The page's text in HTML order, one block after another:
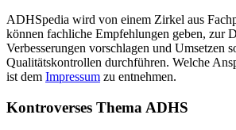
ADHSpedia wird von einem Zirkel aus
können fachliche Empfehlungen geben, zur
Verbesserungen vorschlagen und Umsetzen
Qualitätskontrollen durchführen. Welche
ist dem Impressum zu entnehmen.
Kontroverses Thema ADHS